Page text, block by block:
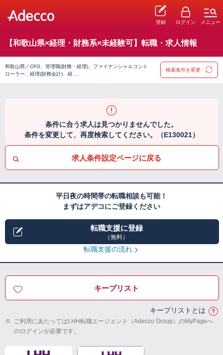
登録 ログイン メニュー
【和歌山県×経理・財務系×未経験可】転職・求人情報
和歌山県／CFO、管理職(財務・経理)、ファイナンシャルコント
ローラー、経理(財務会計)、経 …
検索条件を変更
条件に合う求人は見つかりませんでした。
条件を変更して、再度検索してください。（E130021）
求人条件設定ページに戻る
平日夜の時間帯の転職相談も可能！
まずはアデコにご登録ください
転職支援に登録
（無料）
転職支援の流れ
キープリスト
キープリストとは
※ ご利用にあたってはLHH転職エージェント（Adecco Group）のMyPageへ
のログインが必要です。